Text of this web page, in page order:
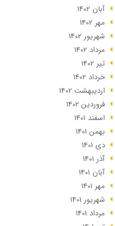
آبان 1402
مهر 1402
شهریور 1402
مرداد 1402
تير 1402
خرداد 1402
ارديبهشت 1402
فروردین 1402
اسفند 1401
بهمن 1401
دی 1401
آذر 1401
آبان 1401
مهر 1401
شهریور 1401
مرداد 1401